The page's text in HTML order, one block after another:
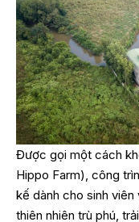
Được gọi một cách
Hippo Farm), công
kế dành cho sinh viên
thiên nhiên trù phú,